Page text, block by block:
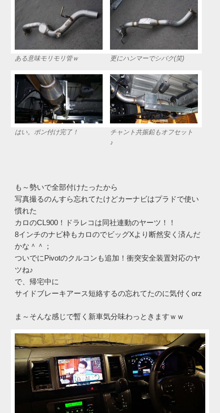
ある意味モリモリ管ｗ 更にハンマーでシバク(笑)
はい。ポン付け完了！
チャント共振鉛もオフセット
♪
も～勢いで全部付けたったから
写真撮るのんすら忘れてたけどカーナビはプラドで使い
慣れた
カロのCL900！ドラレコは同社連動のヤーツ！！
8インチのナビ枠もカロのでビッグXより断然安く済んだ
かな＾＾；
ついでにPivotのクルコンも追加！衝突安全装置対応のヤ
ツね♪
で、帰宅中に
サイドブレーキアース短絡するの忘れてたのに気付くorz
ま～そんな感じで暫く新車気分味わっときますｗｗ